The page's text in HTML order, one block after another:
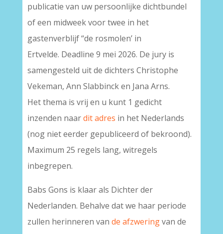
publicatie van uw persoonlijke dichtbundel
of een midweek voor twee in het
gastenverblijf “de rosmolen’ in
Ertvelde. Deadline 9 mei 2026. De jury is
samengesteld uit de dichters Christophe
Vekeman, Ann Slabbinck en Jana Arns.
Het thema is vrij en u kunt 1 gedicht
inzenden naardit adres in het Nederlands
(nog niet eerder gepubliceerd of bekroond).
Maximum 25 regels lang, witregels
inbegrepen.
Babs Gons is klaar als Dichter der
Nederlanden. Behalve dat we haar periode
zullen herinneren van de afzweringvan de